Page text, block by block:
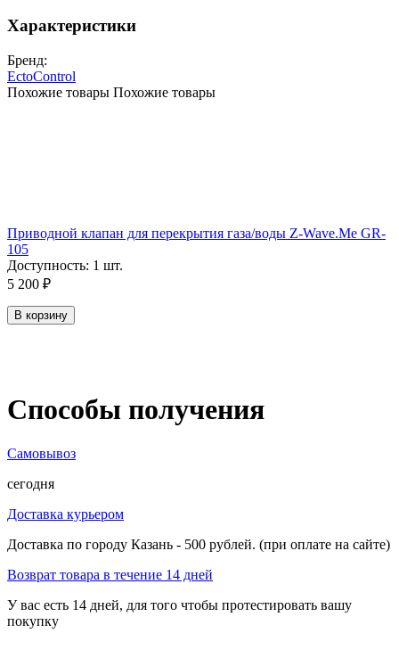
Характеристики
Бренд:
EctoControl
Похожие товары Похожие товары
Приводной клапан для перекрытия газа/воды Z-Wave.Me GR-
105
Доступность: 1 шт.
5 200 ₽
В корзину
Способы получения
Самовывоз
сегодня
Доставка курьером
Доставка по городу Казань - 500 рублей. (при оплате на сайте)
Возврат товара в течение 14 дней
У вас есть 14 дней, для того чтобы протестировать вашу
покупку